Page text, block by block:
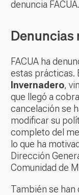
denuncia FACUA.
Denuncias
FACUA ha
estas prácticas.
Invernadero,
que llegó a
cancelación se
modificar su
completo del
lo que ha
Dirección
Comunidad de
También se